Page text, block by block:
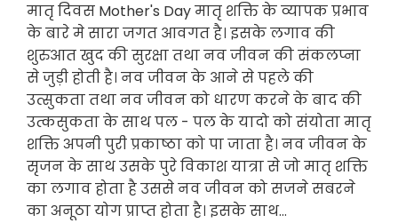
मातृ दिवस Mother's Day मातृ शक्ति के व्यापक प्रभाव
के बारे मे सारा जगत आवगत है। इसके लगाव की
शुरुआत खुद की सुरक्षा तथा नव जीवन की संकलप्ना
से जुड़ी होती है। नव जीवन के आने से पहले की
उत्सुकता तथा नव जीवन को धारण करने के बाद की
उत्कसुकता के साथ पल - पल के यादो को संयोता मातृ
शक्ति अपनी पुरी प्रकाष्ठा को पा जाता है। नव जीवन के
सृजन के साथ उसके पुरे विकाश यात्रा से जो मातृ शक्ति
का लगाव होता है उससे नव जीवन को सजने सबरने
का अनूठा योग प्राप्त होता है। इसके साथ…